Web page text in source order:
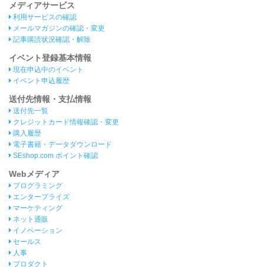
メディアサービス
利用サービスの確認
メールマガジンの確認・変更
記事購読状況確認・解除
イベント登録基本情報
現在申込中のイベント
イベント申込履歴
送付先情報・支払情報
送付先一覧
クレジットカード情報確認・変更
購入履歴
電子書籍・データダウンロード
SEshop.com ポイント確認
Webメディア
プログラミング
エンタープライズ
マーケティング
ネット通販
イノベーション
セールス
人事
プロダクト